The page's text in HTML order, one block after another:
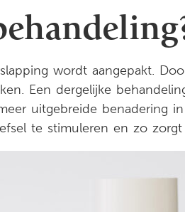
wordt aangepakt.
Een dergelijke
uitgebreide benadering
te stimuleren en zo